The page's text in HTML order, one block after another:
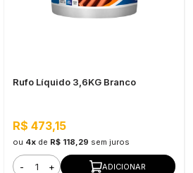
Rufo Líquido 3,6KG Branco
R$ 473,15
ou 4x de R$ 118,29 sem juros
- + ADICIONAR